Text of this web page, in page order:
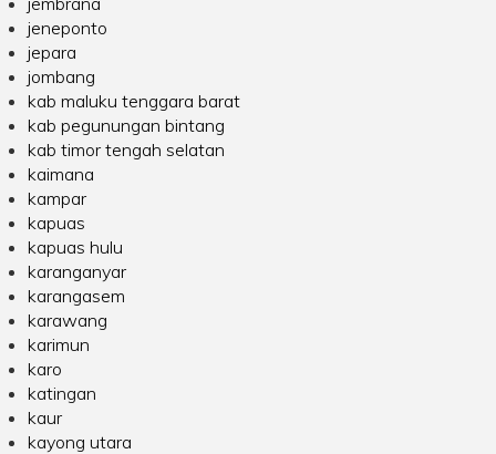
jeneponto
jepara
jombang
kab maluku tenggara barat
kab pegunungan bintang
kab timor tengah selatan
kaimana
kampar
kapuas
kapuas hulu
karanganyar
karangasem
karawang
karimun
karo
katingan
kaur
kayong utara